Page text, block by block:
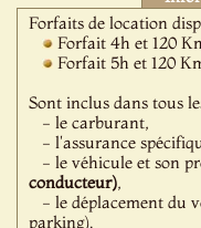
Forfaits de location
Forfait 4h et 120
Forfait 5h et 120
Sont inclus dans tous
- le carburant,
- l'assurance
- le véhicule et son
conducteur),
- le déplacement du
parking).